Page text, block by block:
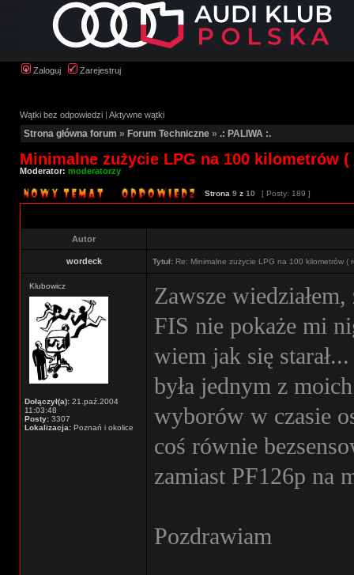
Zaloguj Zarejestruj
Wątki bez odpowiedzi | Aktywne wątki
Strona główna forum » Forum Techniczne » .: PALIWA :.
Minimalne zużycie LPG na 100 kilometrów
Moderator: moderatorzy
Strona 9 z 10 [ Posty: 189 ]
Autor
wordeck Tytuł: Re: Minimalne zużycie LPG na 100 kilometrów (
Klubowicz
Dołączył(a): 21.paź.2004
11:03:48
Posty: 3307
Lokalizacja: Poznań i okolice
Zawsze
FIS nie pokaże mi
wiem jak się
była jednym z
wyborów w czasie
coś równie
zamiast PF126p na
Pozdrawiam